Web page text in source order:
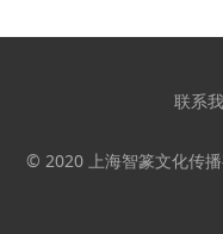
联系
© 2020 上海智篆文化传